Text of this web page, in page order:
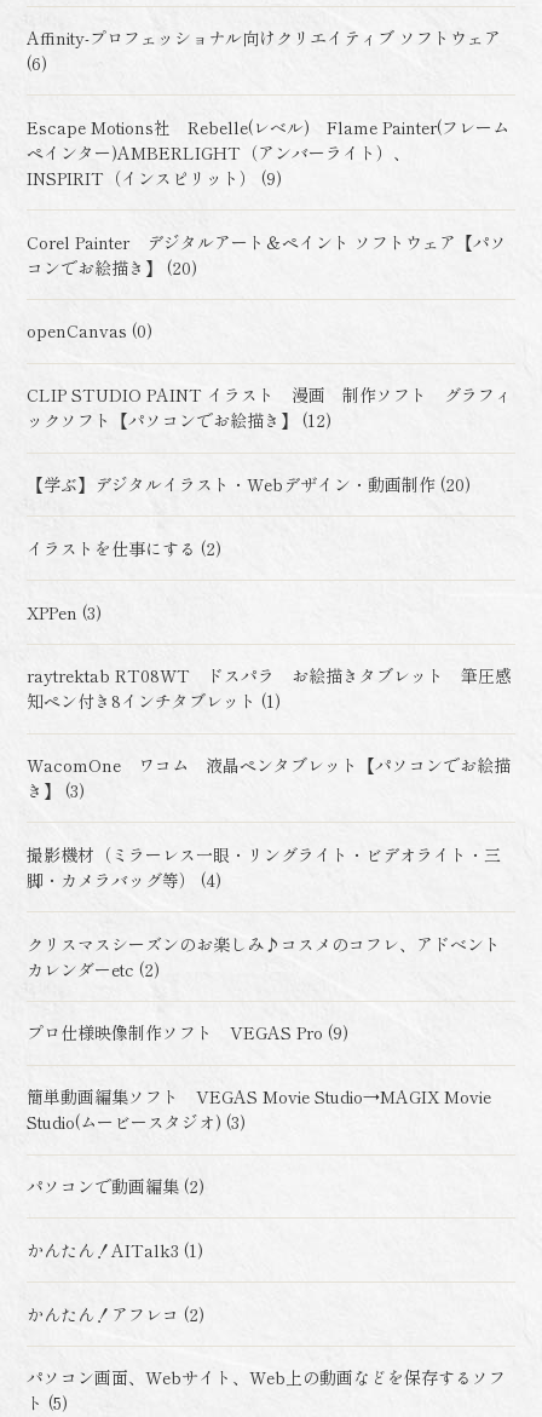
Affinity-プロフェッショナル向けクリエイティブ ソフトウェア
(6)
Escape Motions社 Rebelle(レベル) Flame Painter(フレーム
ペインター)AMBERLIGHT（アンバーライト）、
INSPIRIT（インスピリット） (9)
Corel Painter デジタルアート＆ペイント ソフトウェア【パソ
コンでお絵描き】 (20)
openCanvas (0)
CLIP STUDIO PAINT イラスト 漫画 制作ソフト グラフィ
ックソフト【パソコンでお絵描き】 (12)
【学ぶ】デジタルイラスト・Webデザイン・動画制作 (20)
イラストを仕事にする (2)
XPPen (3)
raytrektab RT08WT ドスパラ お絵描きタブレット 筆圧感
知ペン付き8インチタブレット (1)
WacomOne ワコム 液晶ペンタブレット【パソコンでお絵描
き】 (3)
撮影機材（ミラーレス一眼・リングライト・ビデオライト・三
脚・カメラバッグ等） (4)
クリスマスシーズンのお楽しみ♪コスメのコフレ、アドベント
カレンダーetc (2)
プロ仕様映像制作ソフト VEGAS Pro (9)
簡単動画編集ソフト VEGAS Movie Studio→MAGIX Movie
Studio(ムービースタジオ) (3)
パソコンで動画編集 (2)
かんたん！AITalk3 (1)
かんたん！アフレコ (2)
パソコン画面、Webサイト、Web上の動画などを保存するソフ
ト (5)